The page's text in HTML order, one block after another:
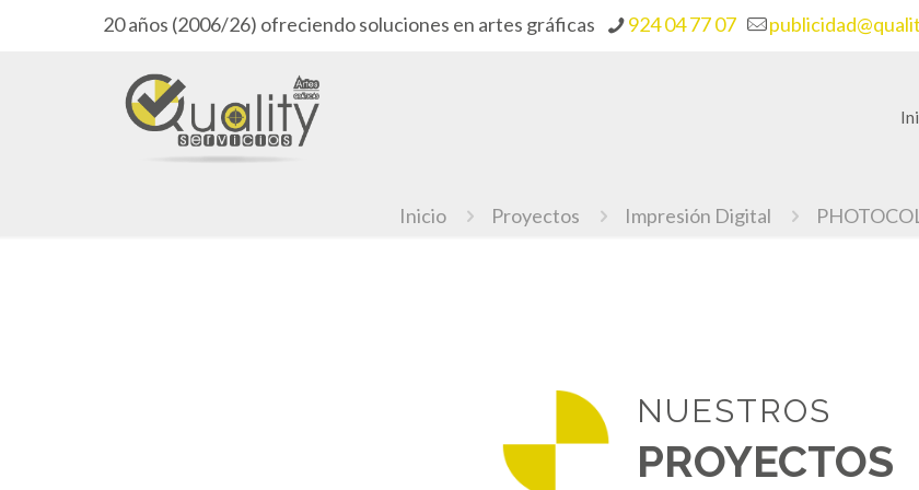
20 años (2006/26) ofreciendo soluciones en artes gráficas 924 04 77 07
Inicio Proyectos Impresión Digital
NUESTROS
PROYECTOS